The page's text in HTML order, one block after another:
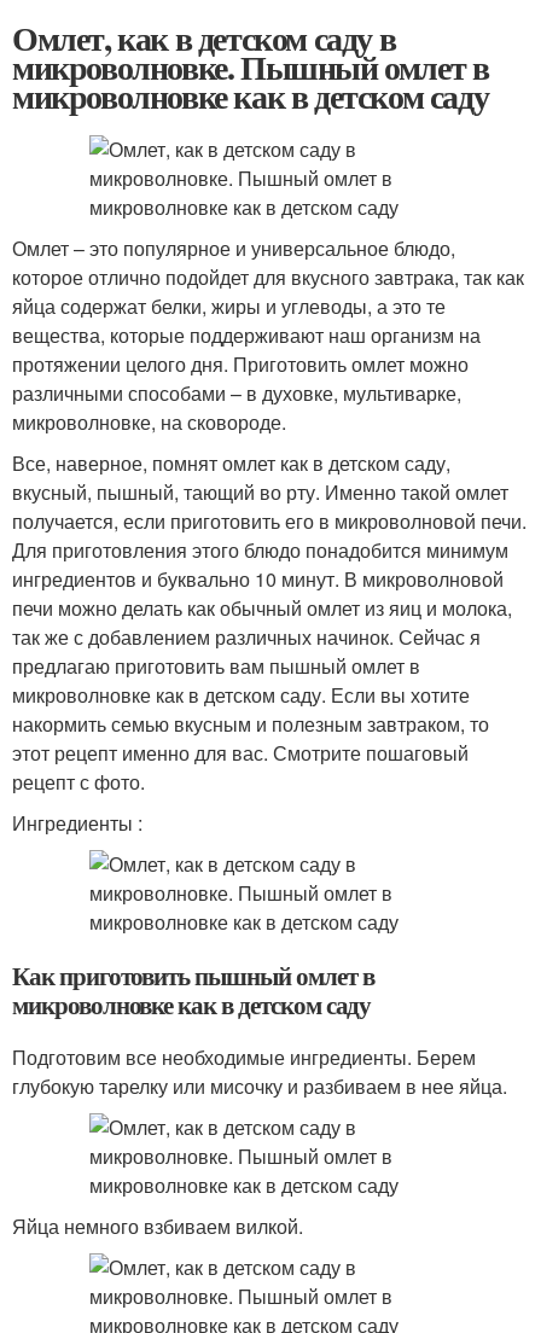
Омлет, как в детском саду в
микроволновке. Пышный омлет в
микроволновке как в детском саду
Омлет – это популярное и универсальное блюдо,
которое отлично подойдет для вкусного завтрака, так как
яйца содержат белки, жиры и углеводы, а это те
вещества, которые поддерживают наш организм на
протяжении целого дня. Приготовить омлет можно
различными способами – в духовке, мультиварке,
микроволновке, на сковороде.
Все, наверное, помнят омлет как в детском саду,
вкусный, пышный, тающий во рту. Именно такой омлет
получается, если приготовить его в микроволновой печи.
Для приготовления этого блюдо понадобится минимум
ингредиентов и буквально 10 минут. В микроволновой
печи можно делать как обычный омлет из яиц и молока,
так же с добавлением различных начинок. Сейчас я
предлагаю приготовить вам пышный омлет в
микроволновке как в детском саду. Если вы хотите
накормить семью вкусным и полезным завтраком, то
этот рецепт именно для вас. Смотрите пошаговый
рецепт с фото.
Ингредиенты :
Как приготовить пышный омлет в
микроволновке как в детском саду
Подготовим все необходимые ингредиенты. Берем
глубокую тарелку или мисочку и разбиваем в нее яйца.
Яйца немного взбиваем вилкой.